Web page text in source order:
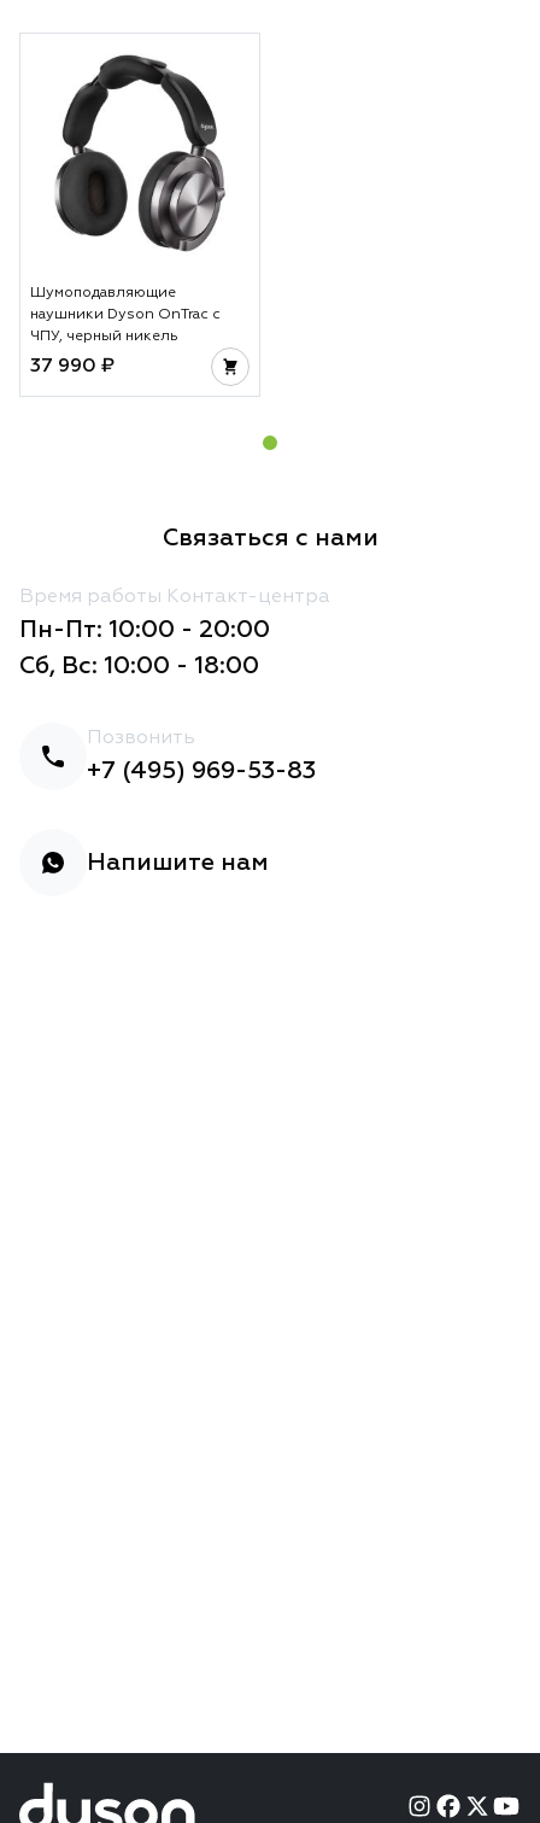
Шумоподавляющие
наушники Dyson OnTrac с
ЧПУ, черный никель
37 990 ₽
Связаться с нами
Время работы Контакт-центра
Пн-Пт: 10:00 - 20:00
Сб, Вс: 10:00 - 18:00
Позвонить
+7 (495) 969-53-83
Напишите нам